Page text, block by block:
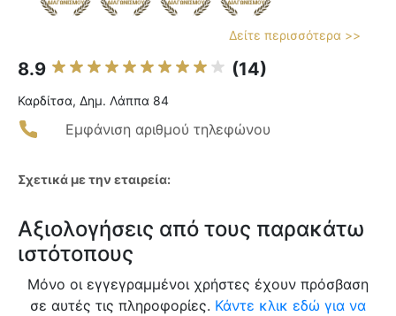
Δείτε περισσότερα >>
8.9 (14)
Καρδίτσα, Δημ. Λάππα 84
Εμφάνιση αριθμού τηλεφώνου
Σχετικά με την εταιρεία:
Αξιολογήσεις από τους παρακάτω
ιστότοπους
Μόνο οι εγγεγραμμένοι χρήστες έχουν πρόσβαση
σε αυτές τις πληροφορίες. Κάντε κλικ εδώ για να